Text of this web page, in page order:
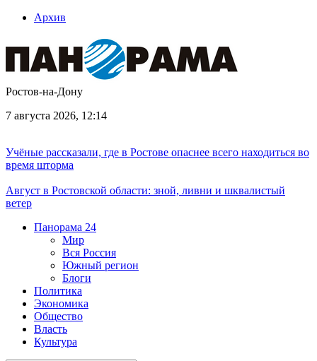
Архив
Ростов-на-Дону
7 августа 2026, 12:14
Учёные рассказали, где в Ростове опаснее всего находиться во
время шторма
Август в Ростовской области: зной, ливни и шквалистый
ветер
Панорама 24
Мир
Вся Россия
Южный регион
Блоги
Политика
Экономика
Общество
Власть
Культура